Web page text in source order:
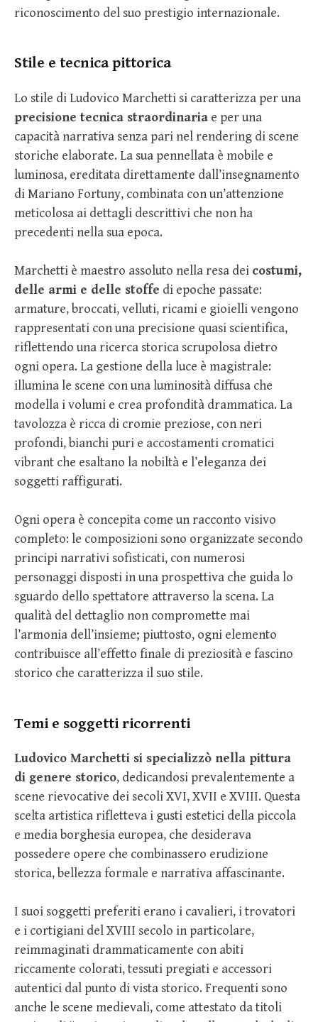
riconoscimento del suo prestigio internazionale.
Stile e tecnica pittorica
Lo stile di Ludovico Marchetti si caratterizza per una
precisione tecnica straordinaria e per una
capacità narrativa senza pari nel rendering di scene
storiche elaborate. La sua pennellata è mobile e
luminosa, ereditata direttamente dall’insegnamento
di Mariano Fortuny, combinata con un’attenzione
meticolosa ai dettagli descrittivi che non ha
precedenti nella sua epoca.
Marchetti è maestro assoluto nella resa dei costumi,
delle armi e delle stoffe di epoche passate:
armature, broccati, velluti, ricami e gioielli vengono
rappresentati con una precisione quasi scientifica,
riflettendo una ricerca storica scrupolosa dietro
ogni opera. La gestione della luce è magistrale:
illumina le scene con una luminosità diffusa che
modella i volumi e crea profondità drammatica. La
tavolozza è ricca di cromie preziose, con neri
profondi, bianchi puri e accostamenti cromatici
vibrant che esaltano la nobiltà e l’eleganza dei
soggetti raffigurati.
Ogni opera è concepita come un racconto visivo
completo: le composizioni sono organizzate secondo
principi narrativi sofisticati, con numerosi
personaggi disposti in una prospettiva che guida lo
sguardo dello spettatore attraverso la scena. La
qualità del dettaglio non compromette mai
l’armonia dell’insieme; piuttosto, ogni elemento
contribuisce all’effetto finale di preziosità e fascino
storico che caratterizza il suo stile.
Temi e soggetti ricorrenti
Ludovico Marchetti si specializzò nella pittura
di genere storico, dedicandosi prevalentemente a
scene rievocative dei secoli XVI, XVII e XVIII. Questa
scelta artistica rifletteva i gusti estetici della piccola
e media borghesia europea, che desiderava
possedere opere che combinassero erudizione
storica, bellezza formale e narrativa affascinante.
I suoi soggetti preferiti erano i cavalieri, i trovatori
e i cortigiani del XVIII secolo in particolare,
reimmaginati drammaticamente con abiti
riccamente colorati, tessuti pregiati e accessori
autentici dal punto di vista storico. Frequenti sono
anche le scene medievali, come attestato da titoli